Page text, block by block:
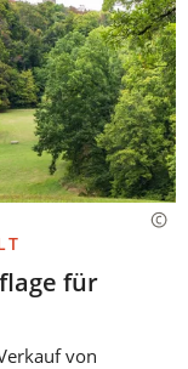
für
von